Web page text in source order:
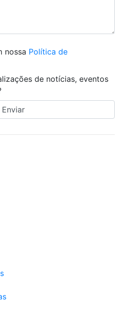
nossa Política de
de notícias, eventos